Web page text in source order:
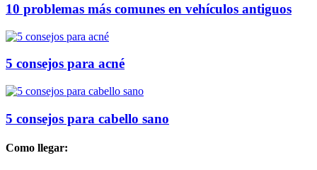
10 problemas más comunes en vehículos antiguos
5 consejos para acné
5 consejos para cabello sano
Como llegar: